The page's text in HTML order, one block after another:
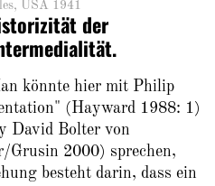
USA 1941
der
könnte hier mit Philip
(Hayward 1988: 1)
David Bolter von
Grusin 2000) sprechen,
besteht darin, dass ein